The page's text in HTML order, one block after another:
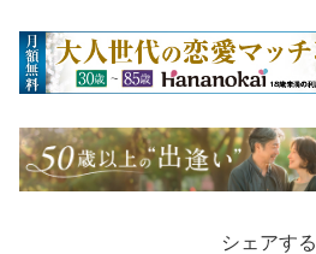
シェアする